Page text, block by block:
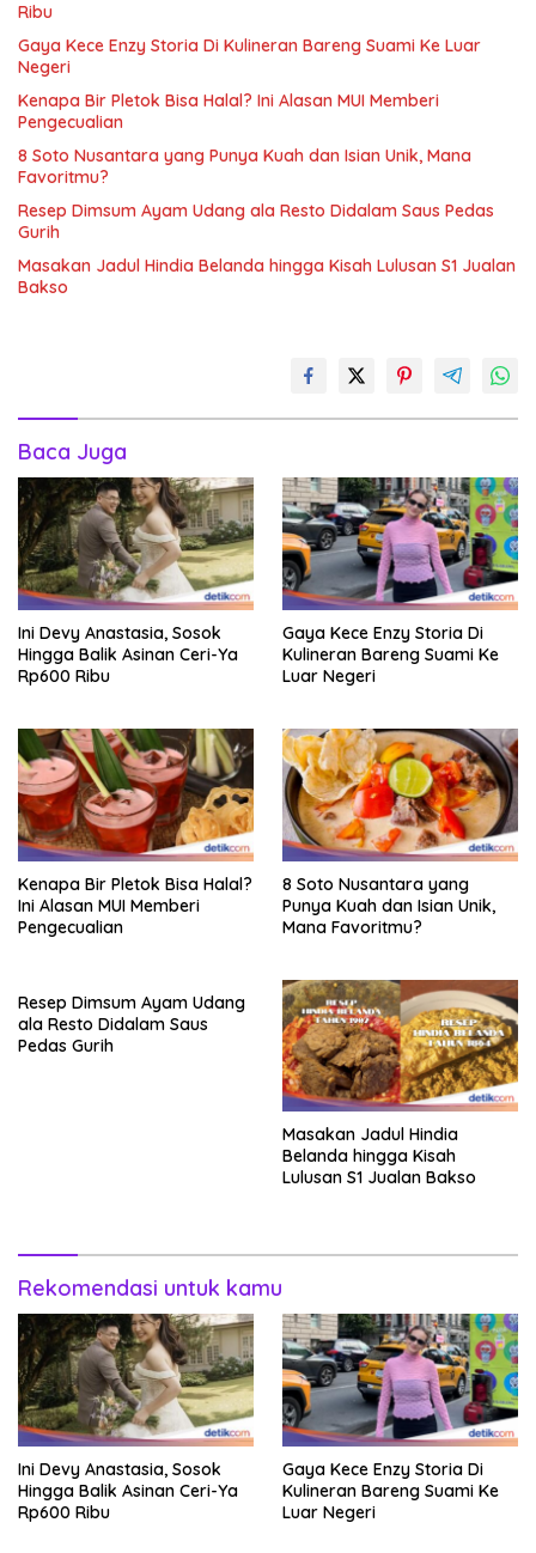
Ribu
Gaya Kece Enzy Storia Di Kulineran Bareng Suami Ke Luar
Negeri
Kenapa Bir Pletok Bisa Halal? Ini Alasan MUI Memberi
Pengecualian
8 Soto Nusantara yang Punya Kuah dan Isian Unik, Mana
Favoritmu?
Resep Dimsum Ayam Udang ala Resto Didalam Saus Pedas
Gurih
Masakan Jadul Hindia Belanda hingga Kisah Lulusan S1 Jualan
Bakso
Baca Juga
Ini Devy Anastasia, Sosok
Hingga Balik Asinan Ceri-Ya
Rp600 Ribu
Gaya Kece Enzy Storia Di
Kulineran Bareng Suami Ke
Luar Negeri
Kenapa Bir Pletok Bisa Halal?
Ini Alasan MUI Memberi
Pengecualian
8 Soto Nusantara yang
Punya Kuah dan Isian Unik,
Mana Favoritmu?
Resep Dimsum Ayam Udang
ala Resto Didalam Saus
Pedas Gurih
Masakan Jadul Hindia
Belanda hingga Kisah
Lulusan S1 Jualan Bakso
Rekomendasi untuk kamu
Ini Devy Anastasia, Sosok
Hingga Balik Asinan Ceri-Ya
Rp600 Ribu
Gaya Kece Enzy Storia Di
Kulineran Bareng Suami Ke
Luar Negeri